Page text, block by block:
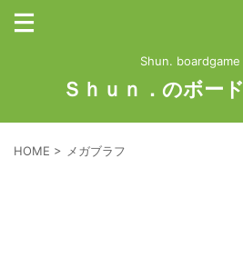
Shun.
Ｓｈｕｎ．のボー
HOME > メガブラフ